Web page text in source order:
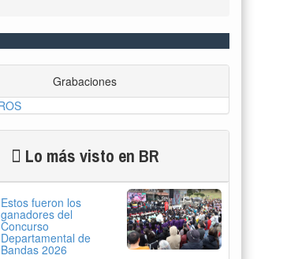
Grabaciones
Lo más visto en BR
Estos fueron los
ganadores del
Concurso
Departamental de
Bandas 2026